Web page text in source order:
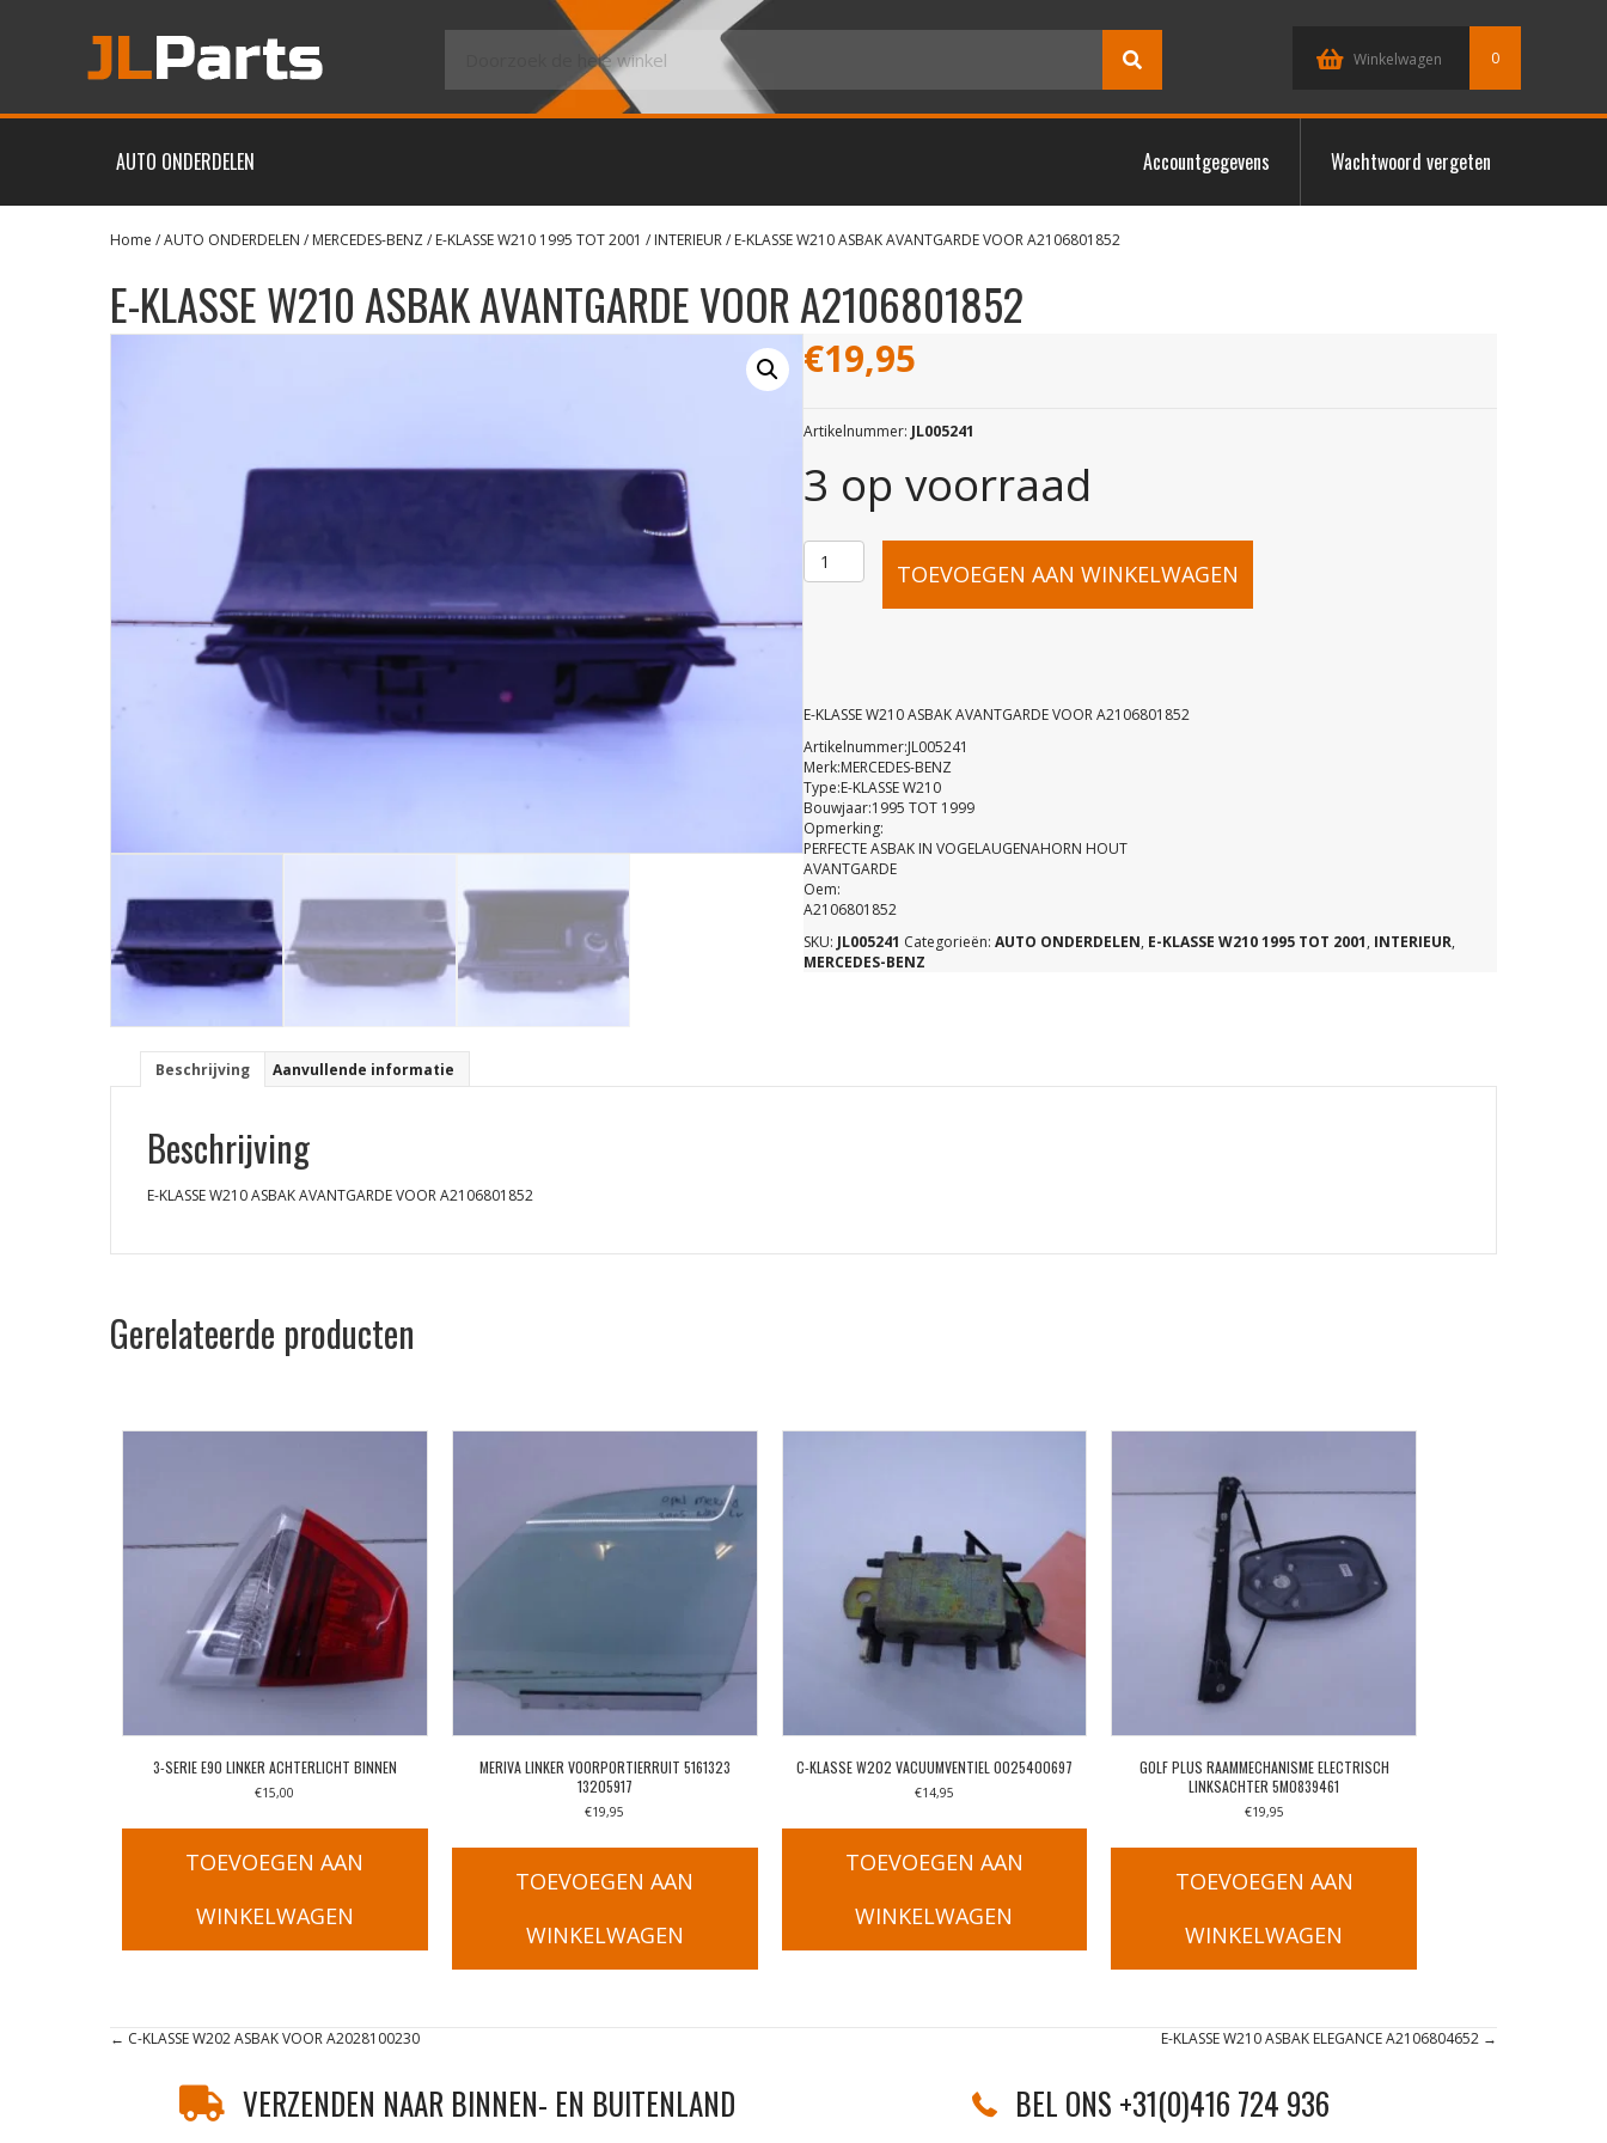
Winkelwagen 0
AUTO ONDERDELEN Accountgegevens Wachtwoord vergeten
Home /AUTO ONDERDELEN / MERCEDES-BENZ/ E-KLASSE W210 1995 TOT 2001 / INTERIEUR/ E-KLASSE W210 ASBAK AVANTGARDE VOOR A2106801852
E-KLASSE W210 ASBAK AVANTGARDE VOOR A2106801852
€19,95
Artikelnummer: JL005241
3 op voorraad
E-
W210
ASBAK
AVANTGARDE
VOOR
A2106801852
TOEVOEGEN AAN WINKELWAGEN
E-KLASSE W210 ASBAK AVANTGARDE VOOR A2106801852
Artikelnummer:JL005241
Merk:MERCEDES-BENZ
Type:E-KLASSE W210
Bouwjaar:1995 TOT 1999
Opmerking:
PERFECTE ASBAK IN VOGELAUGENAHORN HOUT
AVANTGARDE
Oem:
A2106801852
SKU: JL005241 Categorieën: AUTO ONDERDELEN, E-KLASSE W210 1995 TOT 2001, INTERIEUR,
MERCEDES-BENZ
Beschrijving Aanvullende informatie
Beschrijving
E-KLASSE W210 ASBAK AVANTGARDE VOOR A2106801852
Gerelateerde producten
3-SERIE E90 LINKER ACHTERLICHT BINNEN
€15,00
TOEVOEGEN AAN
WINKELWAGEN
MERIVA LINKER VOORPORTIERRUIT 5161323
13205917
€19,95
TOEVOEGEN AAN
WINKELWAGEN
C-KLASSE W202 VACUUMVENTIEL 0025400697
€14,95
TOEVOEGEN AAN
WINKELWAGEN
GOLF PLUS RAAMMECHANISME ELECTRISCH
LINKSACHTER 5M0839461
€19,95
TOEVOEGEN AAN
WINKELWAGEN
Posts
navigation
← C-KLASSE W202 ASBAK VOOR A2028100230 E-KLASSE W210 ASBAK ELEGANCE A2106804652 →
VERZENDEN NAAR BINNEN- EN BUITENLAND BEL ONS +31(0)416 724 936